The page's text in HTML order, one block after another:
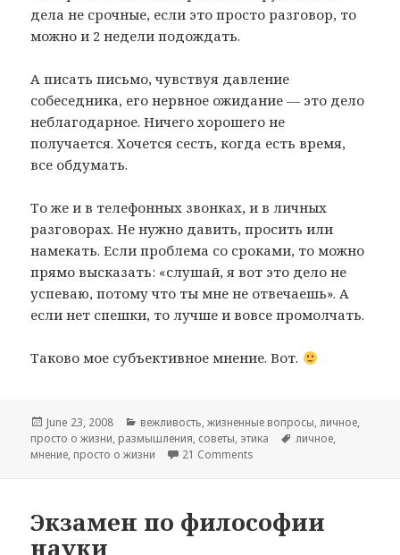
дела не срочные, если это просто разговор, то
можно и 2 недели подождать.
А писать письмо, чувствуя давление
собеседника, его нервное ожидание — это дело
неблагодарное. Ничего хорошего не
получается. Хочется сесть, когда есть время,
все обдумать.
То же и в телефонных звонках, и в личных
разговорах. Не нужно давить, просить или
намекать. Если проблема со сроками, то можно
прямо высказать: «слушай, я вот это дело не
успеваю, потому что ты мне не отвечаешь». А
если нет спешки, то лучше и вовсе промолчать.
Таково мое субъективное мнение. Вот.
Posted
on
June 23, 2008 Categories
вежливость,жизненные вопросы,личное,
просто о жизни, размышления, советы, этика Tags
личное,
мнение, просто о жизни 21 Comments
Экзамен по философии
науки